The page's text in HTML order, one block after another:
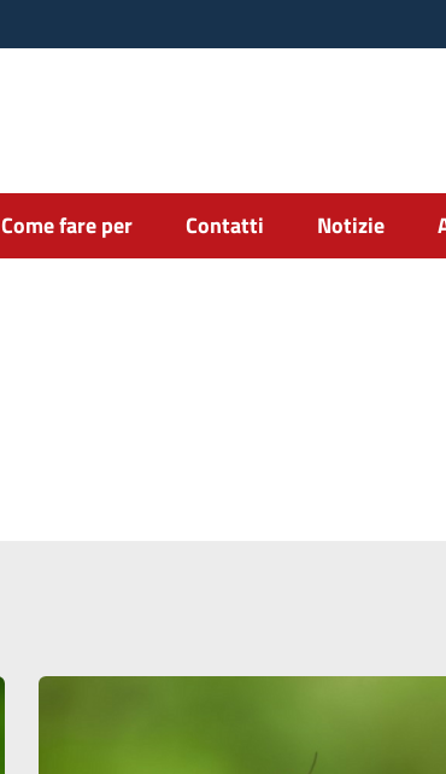
Come fare per Contatti Notizie